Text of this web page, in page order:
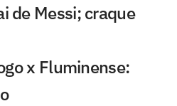
de Messi; craque
x Fluminense: